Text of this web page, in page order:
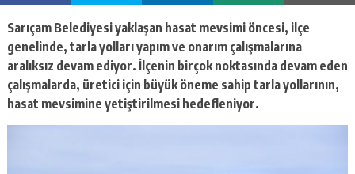
kartal
escort
maltepe
escort
Sarıçam Belediyesi yaklaşan hasat mevsimi öncesi, ilçe
genelinde, tarla yolları yapım ve onarım çalışmalarına
aralıksız devam ediyor. İlçenin birçok noktasında devam eden
çalışmalarda, üretici için büyük öneme sahip tarla yollarının,
hasat mevsimine yetiştirilmesi hedefleniyor.